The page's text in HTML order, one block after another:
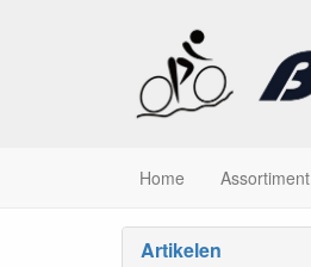
Home Assortiment
Artikelen